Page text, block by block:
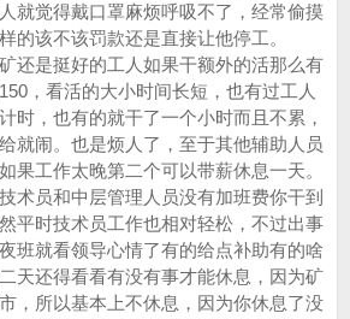
就觉得戴口罩麻烦呼吸不了，经常偷摸
的该不该罚款还是直接让他停工。
还是挺好的工人如果干额外的活那么有
，看活的大小时间长短，也有过工人
时，也有的就干了一个小时而且不累，
就闹。也是烦人了，至于其他辅助人员
果工作太晚第二个可以带薪休息一天。
术员和中层管理人员没有加班费你干到
平时技术员工作也相对轻松，不过出事
班就看领导心情了有的给点补助有的啥
天还得看看有没有事才能休息，因为矿
，所以基本上不休息，因为你休息了没